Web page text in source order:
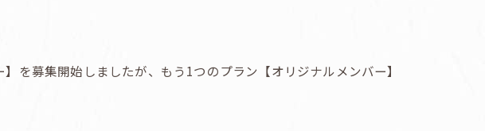
を募集開始しましたが、もう1つのプラン【オリジナルメンバー】